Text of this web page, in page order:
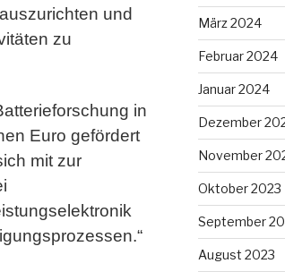
und
zu
in
Euro gefördert
mit zur
März 2024
Februar 2024
Januar 2024
Dezember
November
Oktober 2023
September
August 2023